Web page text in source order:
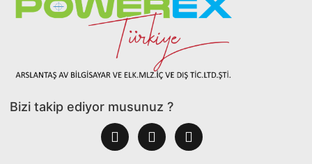
Bizi takip ediyor musunuz ?